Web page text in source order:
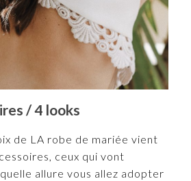
/ 4 looks
de LA robe de mariée vient
ceux qui vont
allure vous allez adopter